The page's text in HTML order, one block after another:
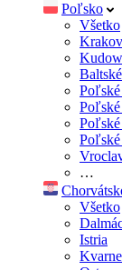
Poľsko
Všetko
Krakov
…
Všetko
Istria